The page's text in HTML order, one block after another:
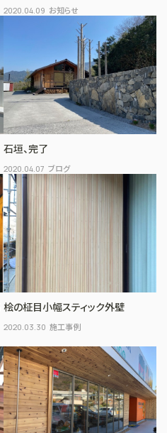
2020.04.09 お知らせ
石垣、完了
2020.04.07 ブログ
桧の柾目小幅スティック外壁
2020.03.30 施工事例